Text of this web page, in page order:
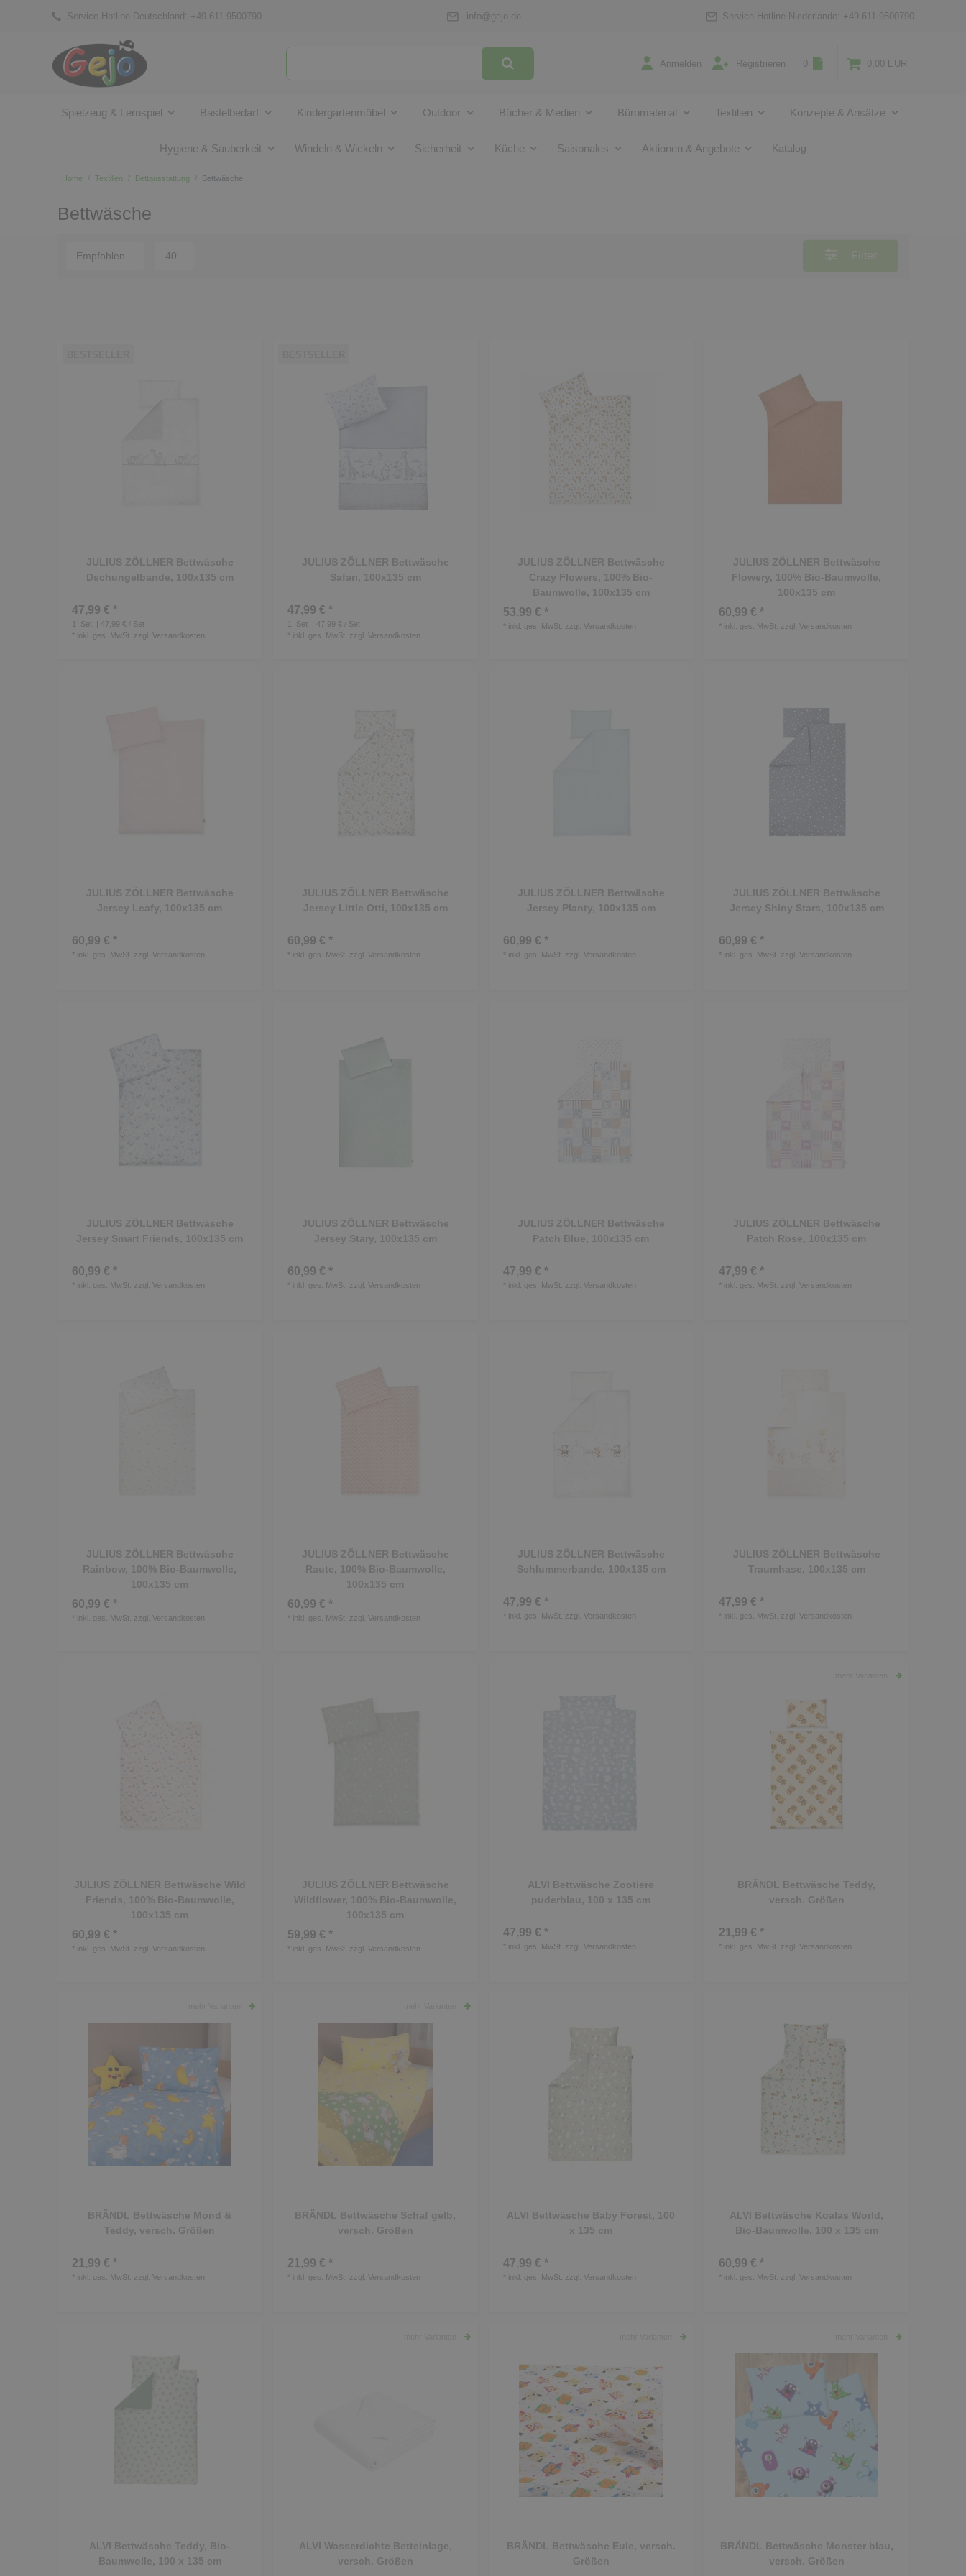
Service-Hotline Deutschland: +49 611 9500790 info@gejo.de Service-Hotline Niederlande: +49 611 9500790
Anmelden Registrieren 0 0,00 EUR
Spielzeug & Lernspiel Bastelbedarf Kindergartenmöbel Outdoor Bücher & Medien Büromaterial Textilien Konzepte & Ansätze
Hygiene & Sauberkeit Windeln & Wickeln Sicherheit Küche Saisonales Aktionen & Angebote Katalog
Home Textilien Bettausstattung Bettwäsche
Bettwäsche
Filter
JULIUS ZÖLLNER Bettwäsche
Dschungelbande, 100x135 cm
47,99 € *
1 Set
| 47,99 € / Set
* inkl. ges. MwSt. zzgl. Versandkosten
JULIUS ZÖLLNER Bettwäsche
Safari, 100x135 cm
47,99 € *
1 Set
| 47,99 € / Set
* inkl. ges. MwSt. zzgl. Versandkosten
JULIUS ZÖLLNER Bettwäsche
Crazy Flowers, 100% Bio-
Baumwolle, 100x135 cm
53,99 € *
* inkl. ges. MwSt. zzgl. Versandkosten
JULIUS ZÖLLNER Bettwäsche
Flowery, 100% Bio-Baumwolle,
100x135 cm
60,99 € *
* inkl. ges. MwSt. zzgl. Versandkosten
JULIUS ZÖLLNER Bettwäsche
Jersey Leafy, 100x135 cm
60,99 € *
* inkl. ges. MwSt. zzgl. Versandkosten
JULIUS ZÖLLNER Bettwäsche
Jersey Little Otti, 100x135 cm
60,99 € *
* inkl. ges. MwSt. zzgl. Versandkosten
JULIUS ZÖLLNER Bettwäsche
Jersey Planty, 100x135 cm
60,99 € *
* inkl. ges. MwSt. zzgl. Versandkosten
JULIUS ZÖLLNER Bettwäsche
Jersey Shiny Stars, 100x135 cm
60,99 € *
* inkl. ges. MwSt. zzgl. Versandkosten
JULIUS ZÖLLNER Bettwäsche
Jersey Smart Friends, 100x135 cm
60,99 € *
* inkl. ges. MwSt. zzgl. Versandkosten
JULIUS ZÖLLNER Bettwäsche
Jersey Stary, 100x135 cm
60,99 € *
* inkl. ges. MwSt. zzgl. Versandkosten
JULIUS ZÖLLNER Bettwäsche
Patch Blue, 100x135 cm
47,99 € *
* inkl. ges. MwSt. zzgl. Versandkosten
JULIUS ZÖLLNER Bettwäsche
Patch Rose, 100x135 cm
47,99 € *
* inkl. ges. MwSt. zzgl. Versandkosten
JULIUS ZÖLLNER Bettwäsche
Rainbow, 100% Bio-Baumwolle,
100x135 cm
60,99 € *
* inkl. ges. MwSt. zzgl. Versandkosten
JULIUS ZÖLLNER Bettwäsche
Raute, 100% Bio-Baumwolle,
100x135 cm
60,99 € *
* inkl. ges. MwSt. zzgl. Versandkosten
JULIUS ZÖLLNER Bettwäsche
Schlummerbande, 100x135 cm
47,99 € *
* inkl. ges. MwSt. zzgl. Versandkosten
JULIUS ZÖLLNER Bettwäsche
Traumhase, 100x135 cm
47,99 € *
* inkl. ges. MwSt. zzgl. Versandkosten
JULIUS ZÖLLNER Bettwäsche Wild
Friends, 100% Bio-Baumwolle,
100x135 cm
60,99 € *
* inkl. ges. MwSt. zzgl. Versandkosten
JULIUS ZÖLLNER Bettwäsche
Wildflower, 100% Bio-Baumwolle,
100x135 cm
59,99 € *
* inkl. ges. MwSt. zzgl. Versandkosten
ALVI Bettwäsche Zootiere
puderblau, 100 x 135 cm
47,99 € *
* inkl. ges. MwSt. zzgl. Versandkosten
BRÄNDL Bettwäsche Teddy,
versch. Größen
21,99 € *
* inkl. ges. MwSt. zzgl. Versandkosten
BRÄNDL Bettwäsche Mond &
Teddy, versch. Größen
21,99 € *
* inkl. ges. MwSt. zzgl. Versandkosten
BRÄNDL Bettwäsche Schaf gelb,
versch. Größen
21,99 € *
* inkl. ges. MwSt. zzgl. Versandkosten
ALVI Bettwäsche Baby Forest, 100
x 135 cm
47,99 € *
* inkl. ges. MwSt. zzgl. Versandkosten
ALVI Bettwäsche Koalas World,
Bio-Baumwolle, 100 x 135 cm
60,99 € *
* inkl. ges. MwSt. zzgl. Versandkosten
ALVI Bettwäsche Teddy, Bio-
Baumwolle, 100 x 135 cm
ALVI Wasserdichte Betteinlage,
versch. Größen
BRÄNDL Bettwäsche Eule, versch.
Größen
BRÄNDL Bettwäsche Monster blau,
versch. Größen